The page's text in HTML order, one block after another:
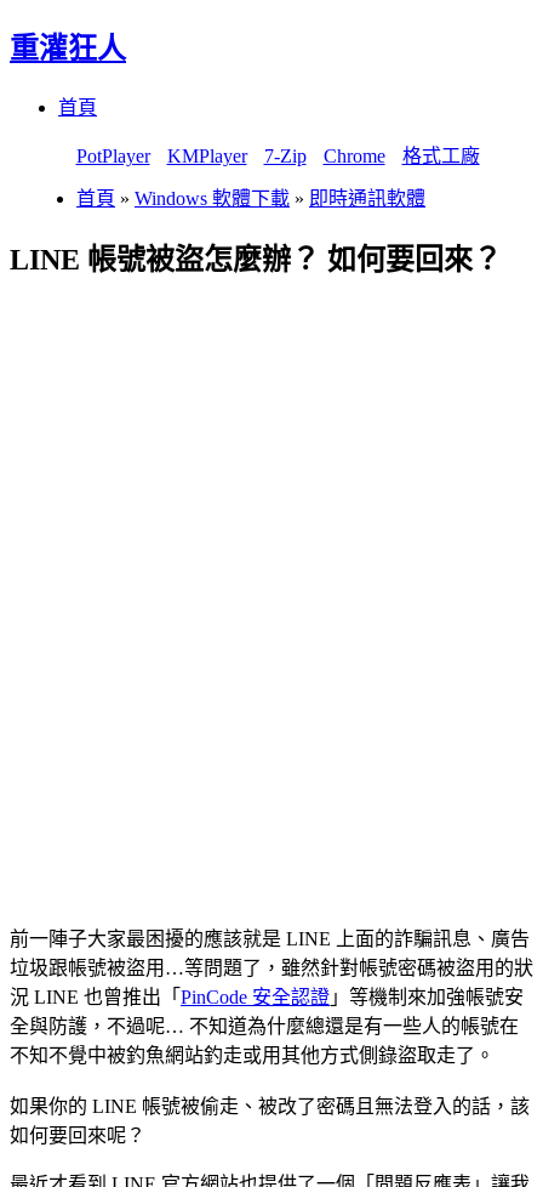
重灌狂人
首頁
PotPlayer KMPlayer 7-Zip Chrome 格式工廠
首頁 » Windows 軟體下載 » 即時通訊軟體
LINE 帳號被盜怎麼辦？ 如何要回來？
前一陣子大家最困擾的應該就是 LINE 上面的詐騙訊息、廣告
垃圾跟帳號被盜用…等問題了，雖然針對帳號密碼被盜用的狀
況 LINE 也曾推出「 PinCode 安全認證 」等機制來加強帳號安
全與防護，不過呢… 不知道為什麼總還是有一些人的帳號在
不知不覺中被釣魚網站釣走或用其他方式側錄盜取走了。
如果你的 LINE 帳號被偷走、被改了密碼且無法登入的話，該
如何要回來呢？